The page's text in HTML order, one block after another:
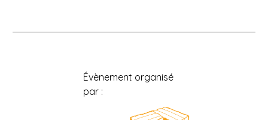
Évènement organisé
par :